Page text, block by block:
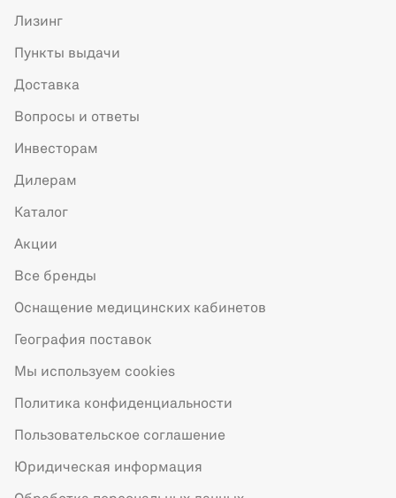
Лизинг
Пункты выдачи
Доставка
Вопросы и ответы
Инвесторам
Дилерам
Каталог
Акции
Все бренды
Оснащение медицинских кабинетов
География поставок
Мы используем cookies
Политика конфиденциальности
Пользовательское соглашение
Юридическая информация